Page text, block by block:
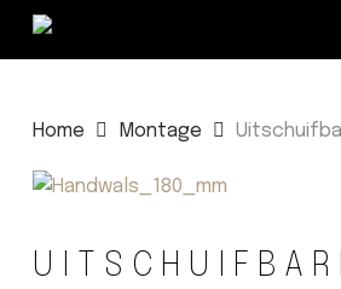
Skip
Home Montage